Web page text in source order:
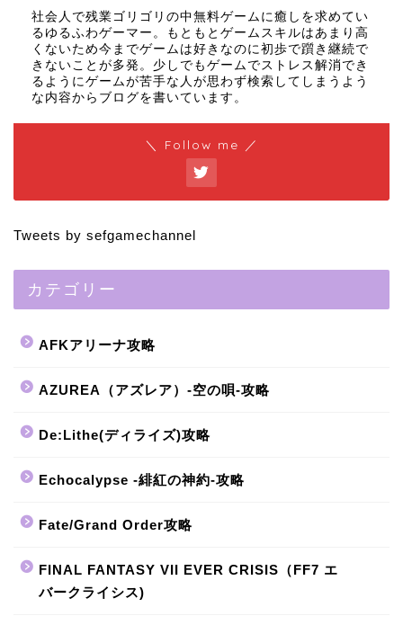
社会人で残業ゴリゴリの中無料ゲームに癒しを求めてい
るゆるふわゲーマー。もともとゲームスキルはあまり高
くないため今までゲームは好きなのに初歩で躓き継続で
きないことが多発。少しでもゲームでストレス解消でき
るようにゲームが苦手な人が思わず検索してしまうよう
な内容からブログを書いています。
＼ Follow me ／
Tweets by sefgamechannel
カテゴリー
AFKアリーナ攻略
AZUREA（アズレア）-空の唄-攻略
De:Lithe(ディライズ)攻略
Echocalypse -緋紅の神約-攻略
Fate/Grand Order攻略
FINAL FANTASY VII EVER CRISIS（FF7 エ
バークライシス)